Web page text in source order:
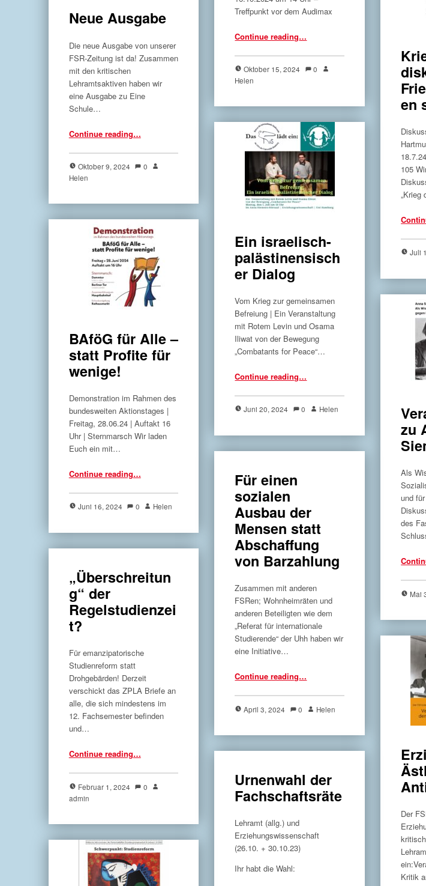
Treffpunkt vor dem Audimax
Continue reading…
Oktober 15, 2024
0
Helen
Neue Ausgabe
Die neue Ausgabe von unserer
FSR-Zeitung ist da! Zusammen
mit den kritischen
Lehramtsaktiven haben wir
eine Ausgabe zu Eine
Schule…
Continue reading…
Oktober 9, 2024
0
Helen
en
105
Juli
Ein israelisch-
palästinensisch
er Dialog
Vom Krieg zur gemeinsamen
Befreiung | Ein Veranstaltung
mit Rotem Levin und Osama
Iliwat von der Bewegung
„Combatants for Peace“…
Continue reading…
Juni 20, 2024 0 Helen
BAföG für Alle –
statt Profite für
wenige!
Demonstration im Rahmen des
bundesweiten Aktionstages |
Freitag, 28.06.24 | Auftakt 16
Uhr | Sternmarsch Wir laden
Euch ein mit…
Continue reading“BAföG für Alle – statt Profite für wenige!”
…
Juni 16, 2024 0 Helen
zu
Als
und
des
Mai
Für einen
sozialen
Ausbau der
Mensen statt
Abschaffung
von Barzahlung
Zusammen mit anderen
FSRen; Wohnheimräten und
anderen Beteiligten wie dem
„Referat für internationale
Studierende“ der Uhh haben wir
eine Initiative…
Continue reading…
April 3, 2024 0 Helen
„Überschreitun
g“ der
Regelstudienzei
t?
Für emanzipatorische
Studienreform statt
Drohgebärden! Derzeit
verschickt das ZPLA Briefe an
alle, die sich mindestens im
12. Fachsemester befinden
und…
Continue reading…
Februar 1, 2024
0
admin
Der
Kritik
Urnenwahl der
Fachschaftsräte
Lehramt (allg.) und
Erziehungswissenschaft
(26.10. + 30.10.23)
Ihr habt die Wahl: